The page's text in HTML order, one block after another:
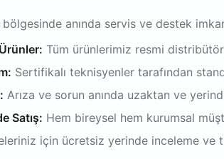
anında servis ve destek
Tüm ürünlerimiz resmi distribütör
Sertifikalı teknisyenler tarafından
Arıza ve sorun anında uzaktan ve
Satış: Hem bireysel hem kurumsal
için ücretsiz yerinde inceleme ve